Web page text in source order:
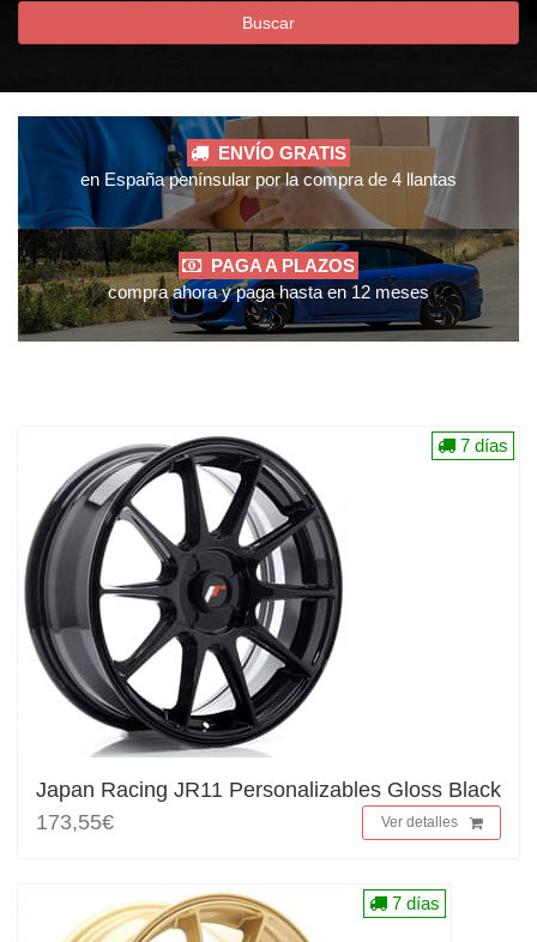
Buscar
ENVÍO GRATIS
en España penínsular por la compra de 4 llantas
PAGA A PLAZOS
compra ahora y paga hasta en 12 meses
Japan Racing JR11 Personalizables Gloss Black
173,55€
Ver detalles
7 días
7 días